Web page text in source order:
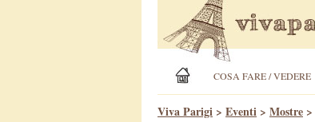
COSA FARE / VEDERE
Viva Parigi > Eventi > Mostre >